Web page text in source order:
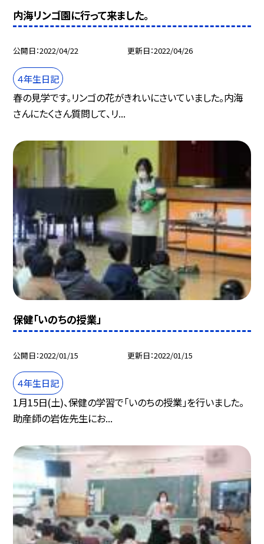
内海リンゴ園に行って来ました。
公開日 2022/04/22 更新日 2022/04/26
４年生日記
春の見学です。リンゴの花がきれいにさいていました。内海
さんにたくさん質問して、リ...
保健「いのちの授業」
公開日 2022/01/15 更新日 2022/01/15
４年生日記
1月15日(土)、保健の学習で「いのちの授業」を行いました。
助産師の岩佐先生にお...